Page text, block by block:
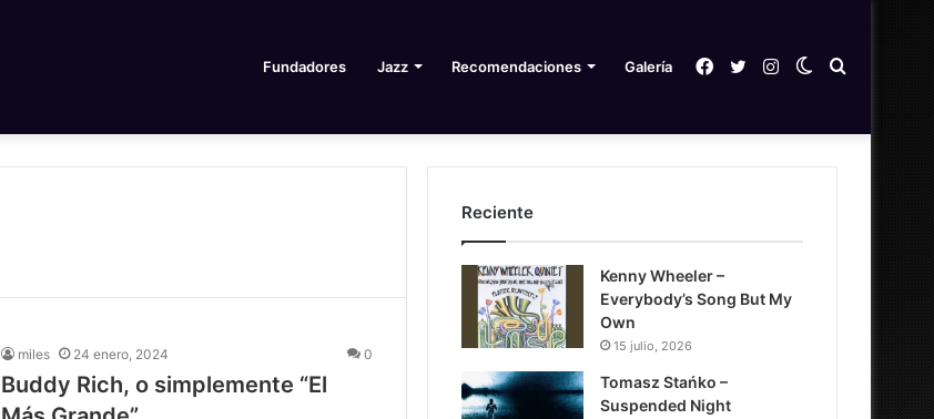
Fundadores Jazz Recomendaciones Galería Search
Switch
Instagram
Twitter
Facebook
miles 24 enero, 2024 0
Buddy Rich, o simplemente “El
Reciente
Kenny Wheeler –
Everybody’s Song But My
Own
15 julio, 2026
Tomasz Stańko –
Suspended Night